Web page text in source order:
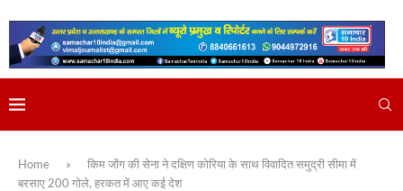
Home »
किम जोंग की सेना ने दक्षिण कोरिया के साथ विवादित समुद्री सीमा में
बरसाए 200 गोले, हरकत में आए कई देश